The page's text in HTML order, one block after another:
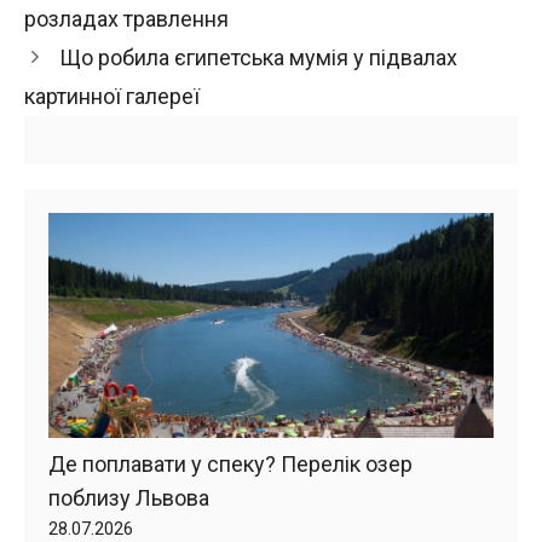
розладах травлення
Що робила єгипетська мумія у підвалах
картинної галереї
Де поплавати у спеку? Перелік озер
поблизу Львова
28.07.2026